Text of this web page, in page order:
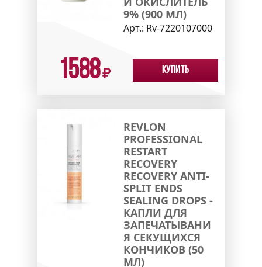
9% (900 МЛ)
Арт.: Rv-7220107000
1588₽ Купить
REVLON
PROFESSIONAL
RESTART
RECOVERY
RECOVERY ANTI-
SPLIT ENDS
SEALING DROPS -
КАПЛИ ДЛЯ
ЗАПЕЧАТЫВАНИ
Я СЕКУЩИХСЯ
КОНЧИКОВ (50
МЛ)